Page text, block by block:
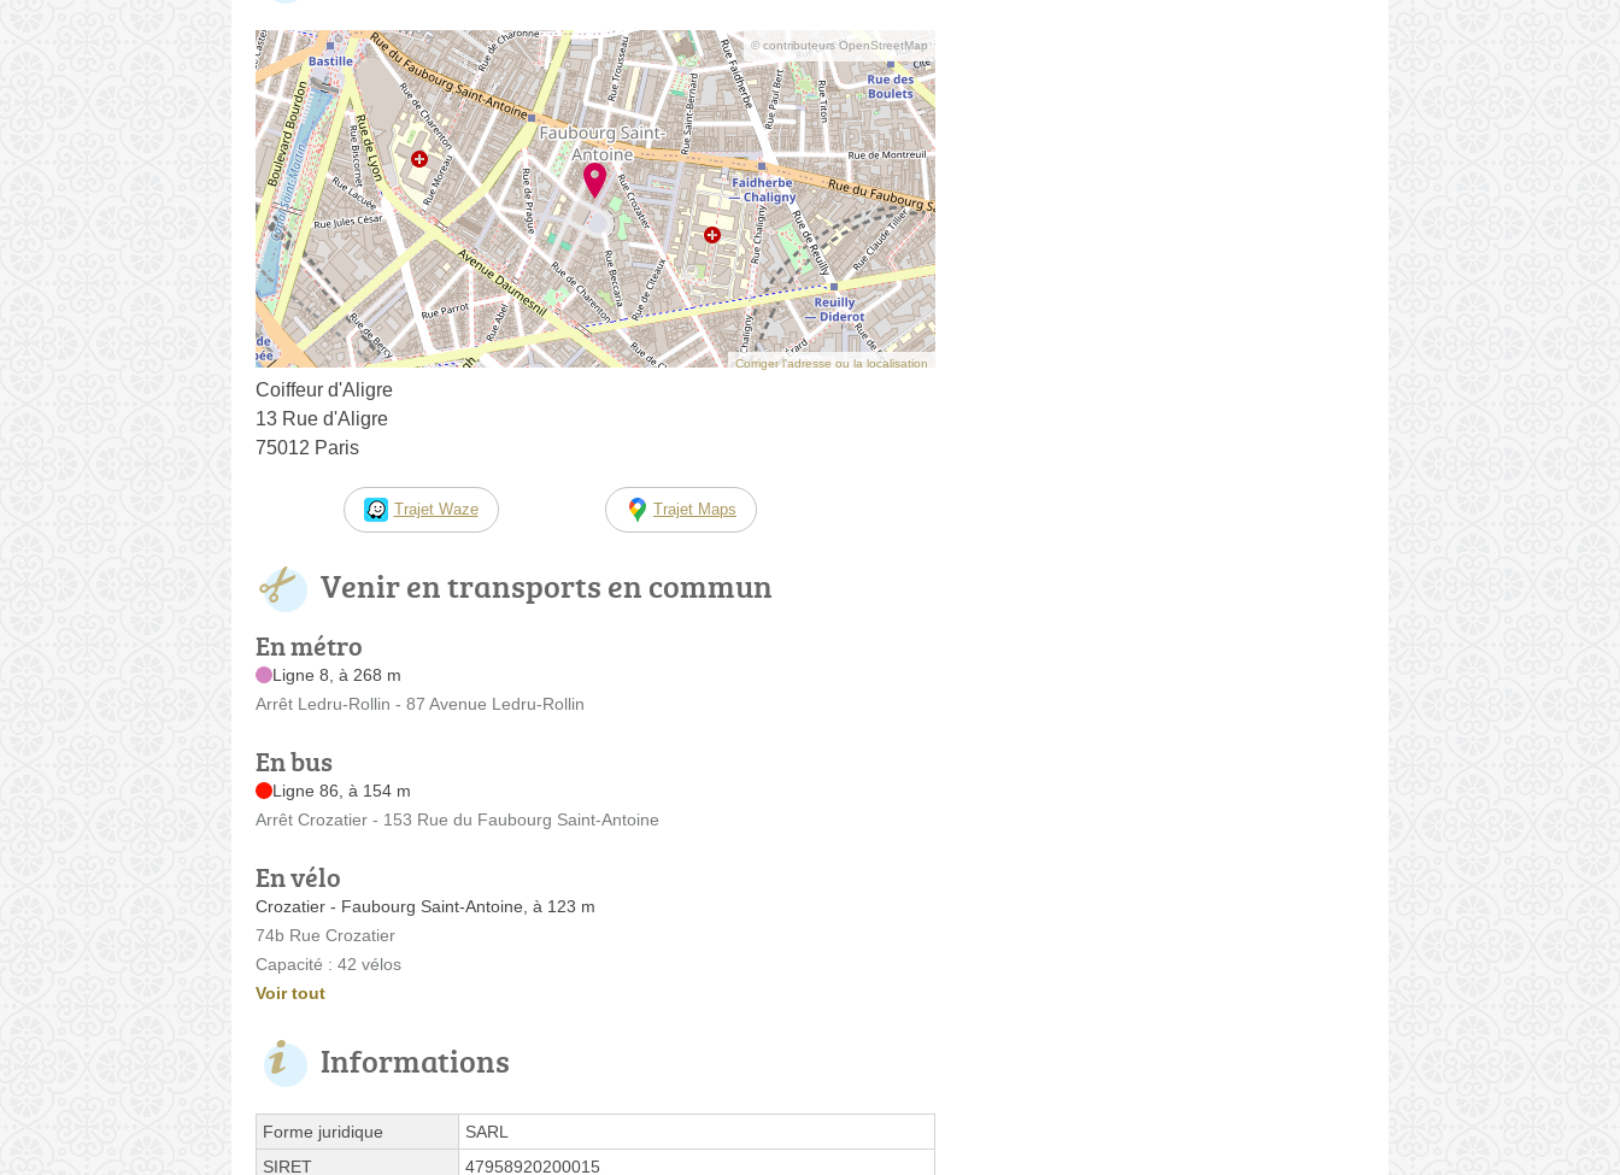
© contributeurs OpenStreetMap
Corriger l’adresse ou la localisation
Coiffeur d'Aligre
13 Rue d'Aligre
75012 Paris
Trajet Waze Trajet Maps
Venir en transports en commun
En métro
Ligne 8, à 268 m
Arrêt Ledru-Rollin - 87 Avenue Ledru-Rollin
En bus
Ligne 86, à 154 m
Arrêt Crozatier - 153 Rue du Faubourg Saint-Antoine
En vélo
Crozatier - Faubourg Saint-Antoine, à 123 m
74b Rue Crozatier
Capacité : 42 vélos
Voir tout
Informations
Forme juridique
SARL
SIRET
47958920200015